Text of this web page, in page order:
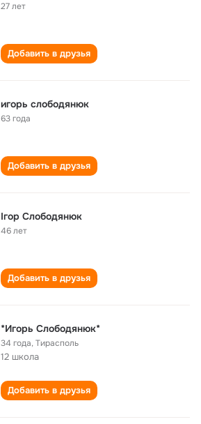
27 лет
Добавить в друзья
игорь слободянюк
63 года
Добавить в друзья
Ігор Слободянюк
46 лет
Добавить в друзья
*Игорь Слободянюк*
34 года,Тирасполь
12 школа
Добавить в друзья